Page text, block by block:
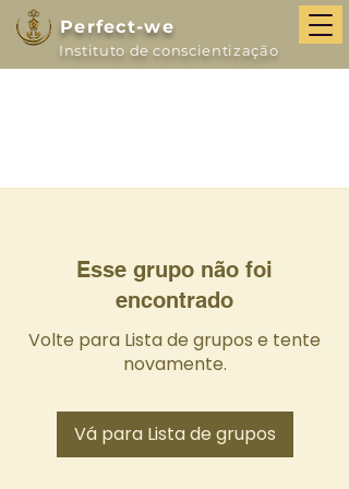
Perfect-we
Instituto de conscientização
Esse grupo não foi
encontrado
Volte para Lista de grupos e tente
novamente.
Vá para Lista de grupos